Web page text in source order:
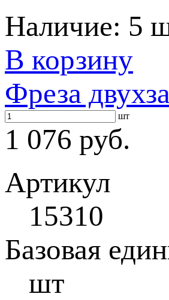
Наличие: 5
В корзину
Фреза
шт
1 076 руб.
Артикул
15310
Базовая
шт